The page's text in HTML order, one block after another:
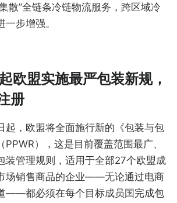
散”全链条冷链物流服务，跨区域冷
步增强。
欧盟实施最严包装新规，
册
起，欧盟将全面施行新的《包装与包
），这是目前覆盖范围最广、
装管理规则，适用于全部27个欧盟成
场销售商品的企业——无论通过电商
——都必须在每个目标成员国完成包